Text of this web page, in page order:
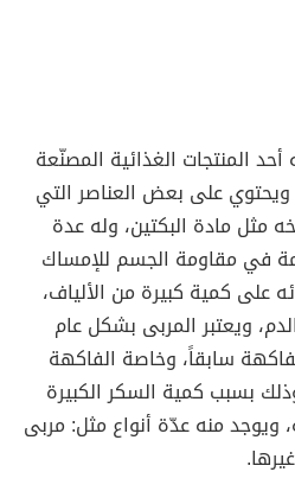
المنتجات الغذائية المصنّعة
على بعض العناصر التي
مثل مادة البكتين، وله عدة
في مقاومة الجسم للإمساك
على كمية كبيرة من الألياف،
ويعتبر المربى بشكل عام
سابقاً، وخاصة الفاكهة
بسبب كمية السكر الكبيرة
ويوجد منه عدّة أنواع مثل: مربى